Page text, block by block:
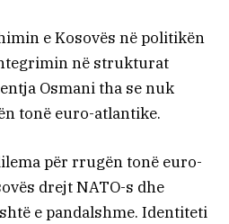
e Kosovës në politikën
në strukturat
Osmani tha se nuk
tonë euro-atlantike.
për rrugën tonë euro-
drejt NATO-s dhe
e pandalshme. Identiteti